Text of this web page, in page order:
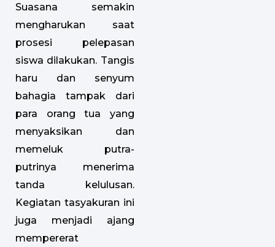
Suasana semakin
mengharukan saat
prosesi pelepasan
siswa dilakukan. Tangis
haru dan senyum
bahagia tampak dari
para orang tua yang
menyaksikan dan
memeluk putra-
putrinya menerima
tanda kelulusan.
Kegiatan tasyakuran ini
juga menjadi ajang
mempererat